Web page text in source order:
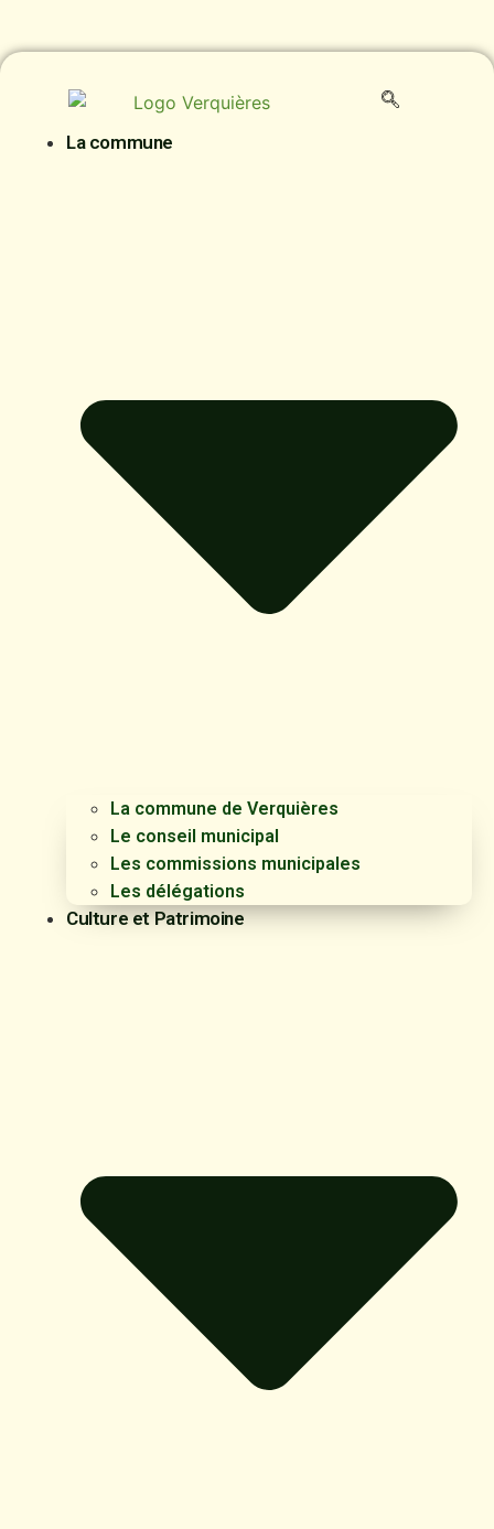
La commune
La commune de Verquières
Le conseil municipal
Les commissions municipales
Les délégations
Culture et Patrimoine